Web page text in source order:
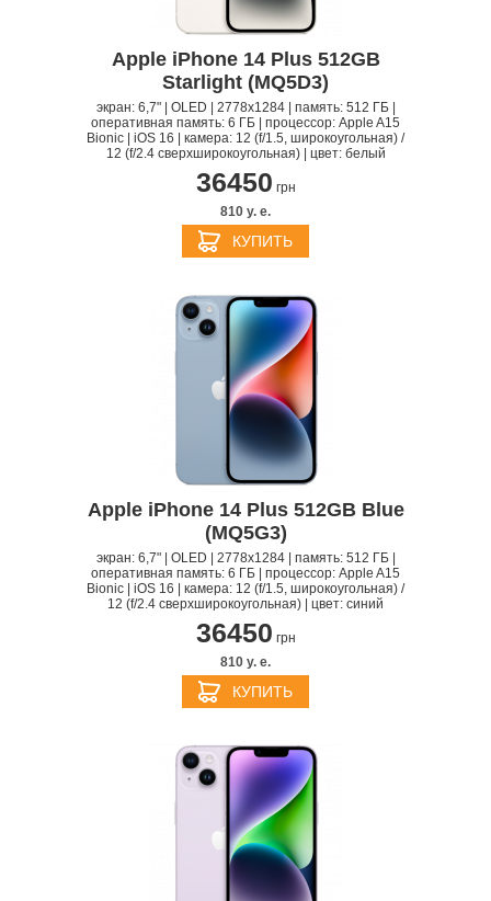
Apple iPhone 14 Plus 512GB
Starlight (MQ5D3)
экран: 6,7" | OLED | 2778x1284 | память: 512 ГБ |
оперативная память: 6 ГБ | процессор: Apple A15
Bionic | iOS 16 | камера: 12 (f/1.5, широкоугольная) /
12 (f/2.4 сверхширокоугольная) | цвет: белый
36450 грн
810 y. e.
КУПИТЬ
Apple iPhone 14 Plus 512GB Blue
(MQ5G3)
экран: 6,7" | OLED | 2778x1284 | память: 512 ГБ |
оперативная память: 6 ГБ | процессор: Apple A15
Bionic | iOS 16 | камера: 12 (f/1.5, широкоугольная) /
12 (f/2.4 сверхширокоугольная) | цвет: синий
36450 грн
810 y. e.
КУПИТЬ